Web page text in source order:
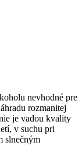
nevhodné pre
rozmanitej
je vadou kvality
v suchu pri
slnečným